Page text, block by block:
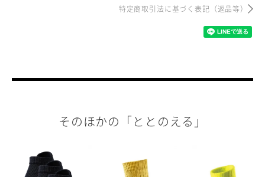
特定商取引法に基づく表記 （返品等）
そのほかの「ととのえる」